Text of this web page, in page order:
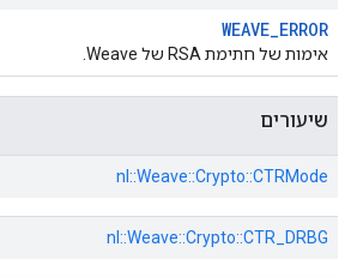
WEAVE_ERROR
אימות של חתימת RSA של Weave.
שיעורים
nl::Weave::Crypto::CTRMode
nl::Weave::Crypto::CTR_DRBG